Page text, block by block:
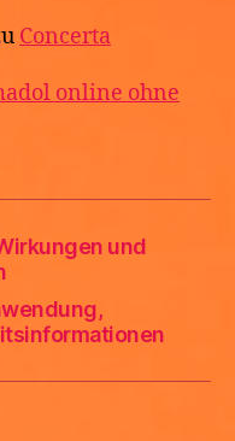
Concerta
online ohne
und